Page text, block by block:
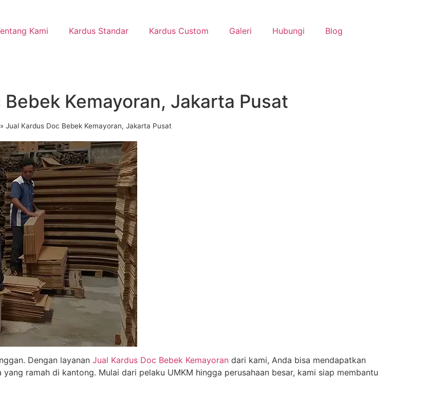
Kami Kardus Standar Kardus Custom Galeri Hubungi Blog
Kemayoran, Jakarta Pusat
» Jual Kardus Doc Bebek Kemayoran, Jakarta Pusat
Dengan layanan Jual Kardus Doc Bebek Kemayoran dari kami, Anda bisa mendapatkan
ramah di kantong. Mulai dari pelaku UMKM hingga perusahaan besar, kami siap membantu